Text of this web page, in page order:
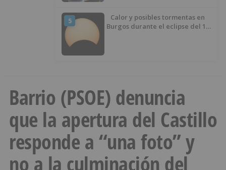
5
Calor y posibles tormentas en
Burgos durante el eclipse del 12
Barrio (PSOE) denuncia
que la apertura del Castillo
responde a “una foto” y
no a la culminación del